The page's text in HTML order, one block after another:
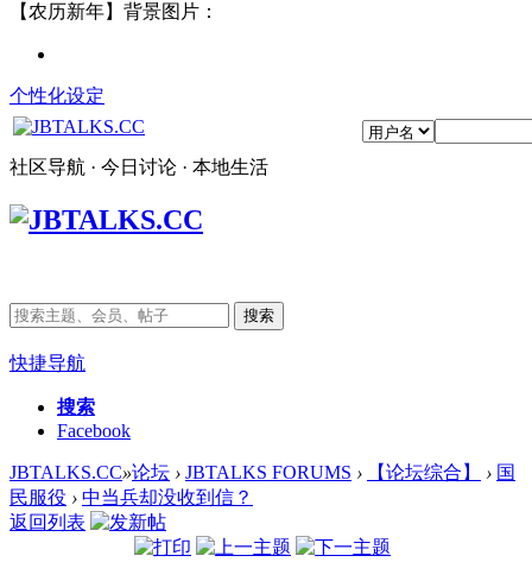
【农历新年】背景图片：
个性化设定
社区导航 · 今日讨论 · 本地生活
搜索
快捷导航
搜索
Facebook
JBTALKS.CC»论坛 › JBTALKS FORUMS › 【论坛综合】 › 国
民服役 › 中当兵却没收到信？
返回列表